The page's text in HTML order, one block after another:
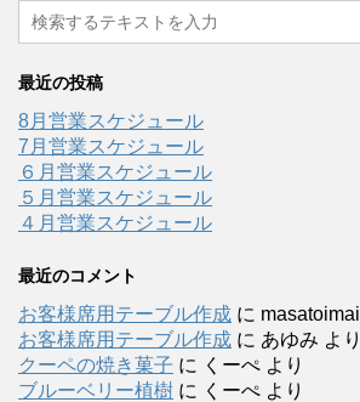
最近の投稿
8月営業スケジュール
7月営業スケジュール
６月営業スケジュール
５月営業スケジュール
４月営業スケジュール
最近のコメント
お客様席用テーブル作成 に masatoimai
お客様席用テーブル作成 に あゆみ より
クーペの焼き菓子 に くーぺ より
ブルーベリー植樹 に くーぺ より